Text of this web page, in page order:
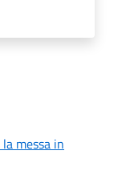
messa in